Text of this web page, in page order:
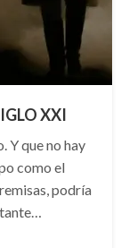
XXI
Y que no hay
como el
podría